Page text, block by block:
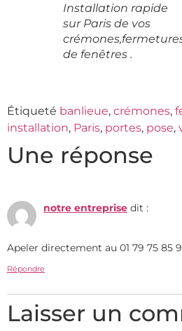
Installation rapide
sur Paris de vos
de fenêtres .
Étiqueté banlieue, crémones,
installation, Paris, portes, pose,
Une réponse
notre entreprise dit :
Apeler directement au 01 79 75 85
Répondre
Laisser un